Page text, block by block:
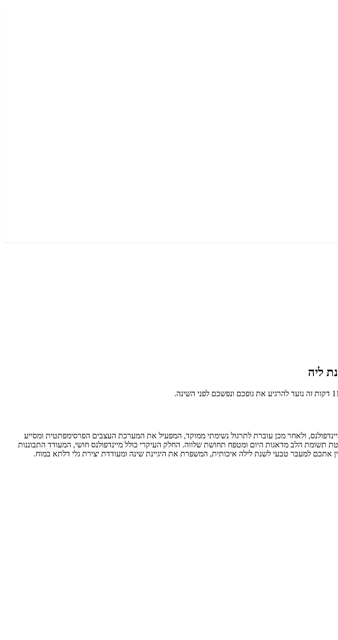
ליה
ולאחר מכן עוברת לתרגול נשימתי ממוקד, המפעיל את המערכת העצבים הפרסימפתטית ומסייע
הלב מדאגות היום ומטפח תחושת שלווה. החלק העיקרי כולל מיינדפולנס חושי, המעודד התבוננות
אתכם למעבר טבעי לשנת לילה איכותית, המשפרת את היגיינת שינה ומעודדת יצירת גלי דלתא במוח.